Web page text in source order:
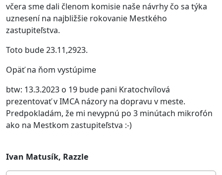
včera sme dali členom komisie naše návrhy čo sa týka
uznesení na najbližšie rokovanie Mestkého
zastupiteľstva.
Toto bude 23.11,2923.
Opäť na ňom vystúpime
btw: 13.3.2023 o 19 bude pani Kratochvílová
prezentovať v IMCA názory na dopravu v meste.
Predpokladám, že mi nevypnú po 3 minútach mikrofón
ako na Mestkom zastupiteľstva :-)
Ivan Matusík, Razzle